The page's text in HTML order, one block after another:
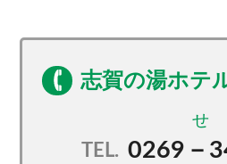
志賀の湯ホテ
TEL. 0269－